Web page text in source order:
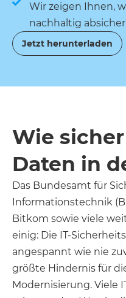
Wir zeigen Ihnen,
nachhaltig
Jetzt herunterladen
Wie
Daten in
Das Bundesamt für
Informationstechnik
Bitkom sowie viele
einig: Die IT-
angespannt wie nie
größte Hindernis für
Modernisierung. Viele